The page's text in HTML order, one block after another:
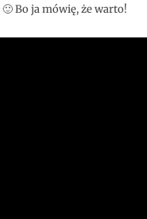
Bo ja mówię, że warto!